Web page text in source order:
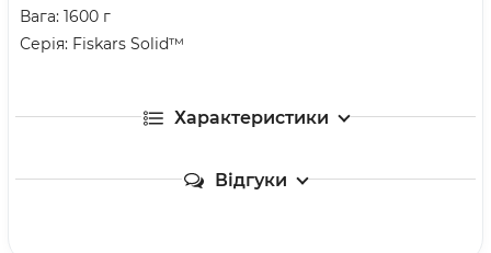
Вага: 1600 г
Серія: Fiskars Solid™
Характеристики
Відгуки